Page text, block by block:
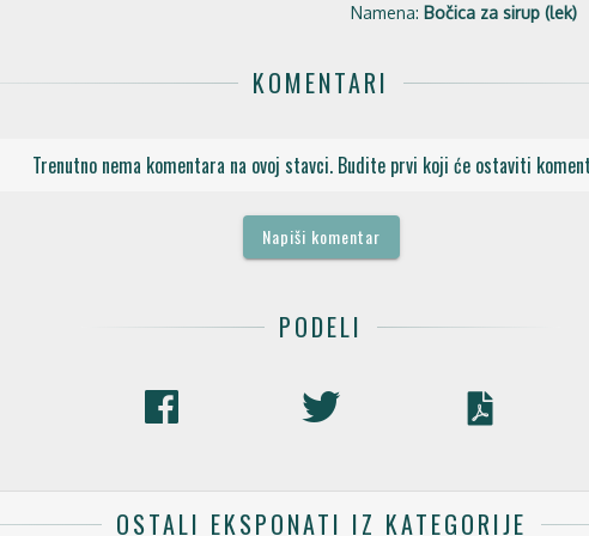
Namena: Bočica za sirup (lek)
KOMENTARI
Trenutno nema komentara na ovoj stavci. Budite prvi koji će ostaviti
Napiši komentar
PODELI
OSTALI EKSPONATI IZ KATEGORIJE